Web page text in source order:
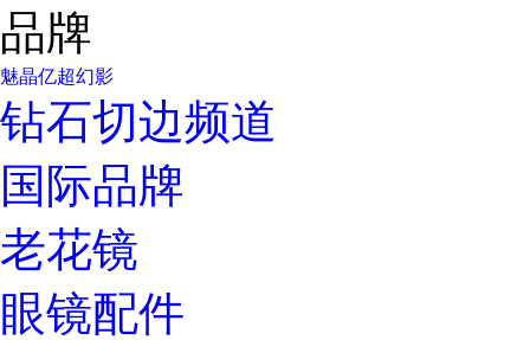
品牌
魅晶亿超幻影
钻石切边频道
国际品牌
老花镜
眼镜配件